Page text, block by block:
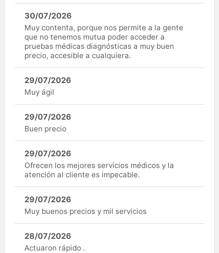
30/07/2026
Muy contenta, porque nos permite a la gente
que no tenemos mutua poder acceder a
pruebas médicas diagnósticas a muy buen
precio, accesible a cualquiera.
29/07/2026
Muy ágil
29/07/2026
Buen precio
29/07/2026
Ofrecen los mejores servicios médicos y la
atención al cliente es impecable.
29/07/2026
Muy buenos precios y mil servicios
28/07/2026
Actuaron rápido .